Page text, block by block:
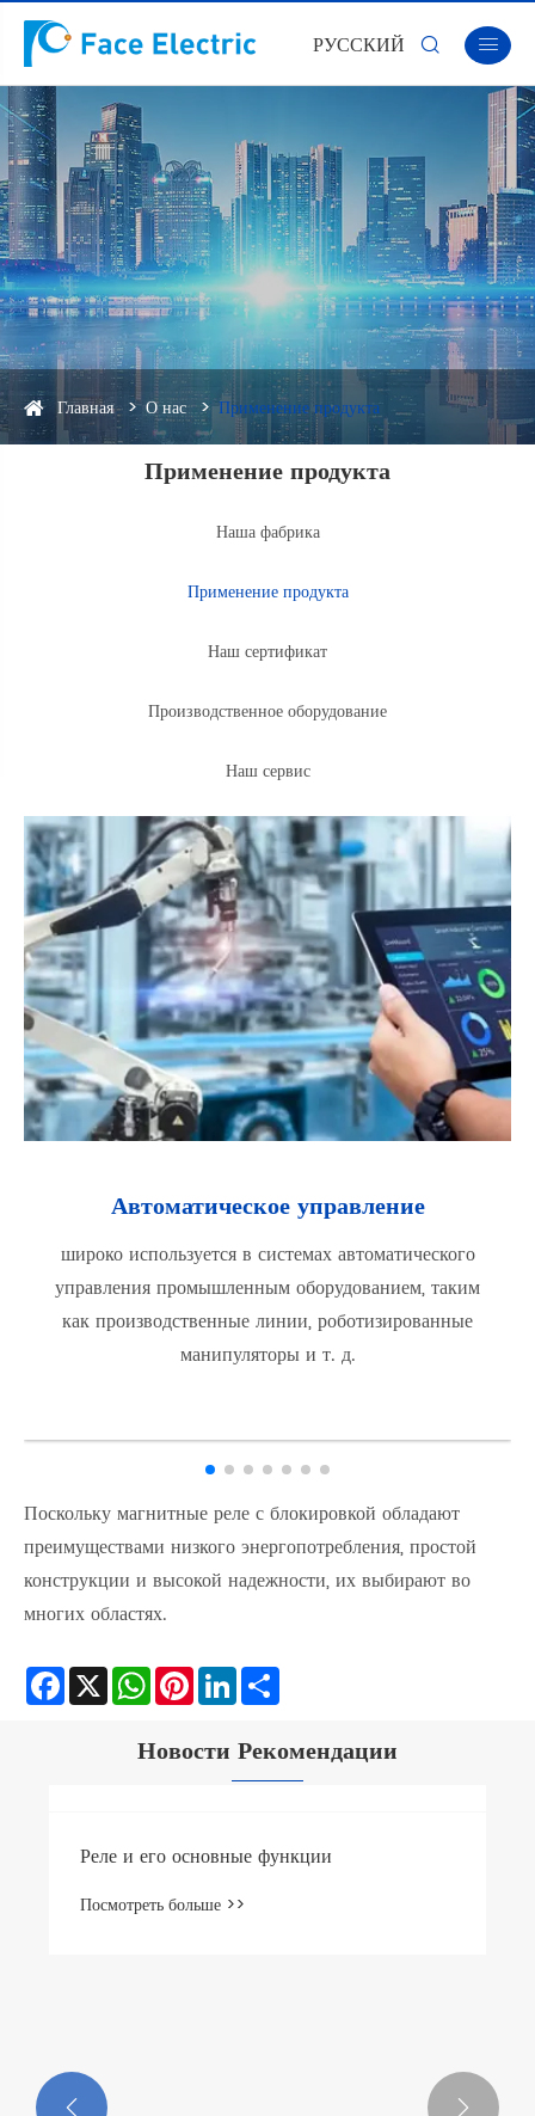
РУССКИЙ  
Главная О нас Применение продукта
Применение продукта
Наша фабрика
Применение продукта
Наш сертификат
Производственное оборудование
Наш сервис
Автоматическое управление
широко используется в системах автоматического
управления промышленным оборудованием, таким
как производственные линии, роботизированные
манипуляторы и т. д.
Поскольку магнитные реле с блокировкой обладают
преимуществами низкого энергопотребления, простой
конструкции и высокой надежности, их выбирают во
многих областях.
Facebook
X WhatsApp
Pinterest
LinkedIn
Новости Рекомендации
Реле и его основные функции
Посмотреть больше >>
 